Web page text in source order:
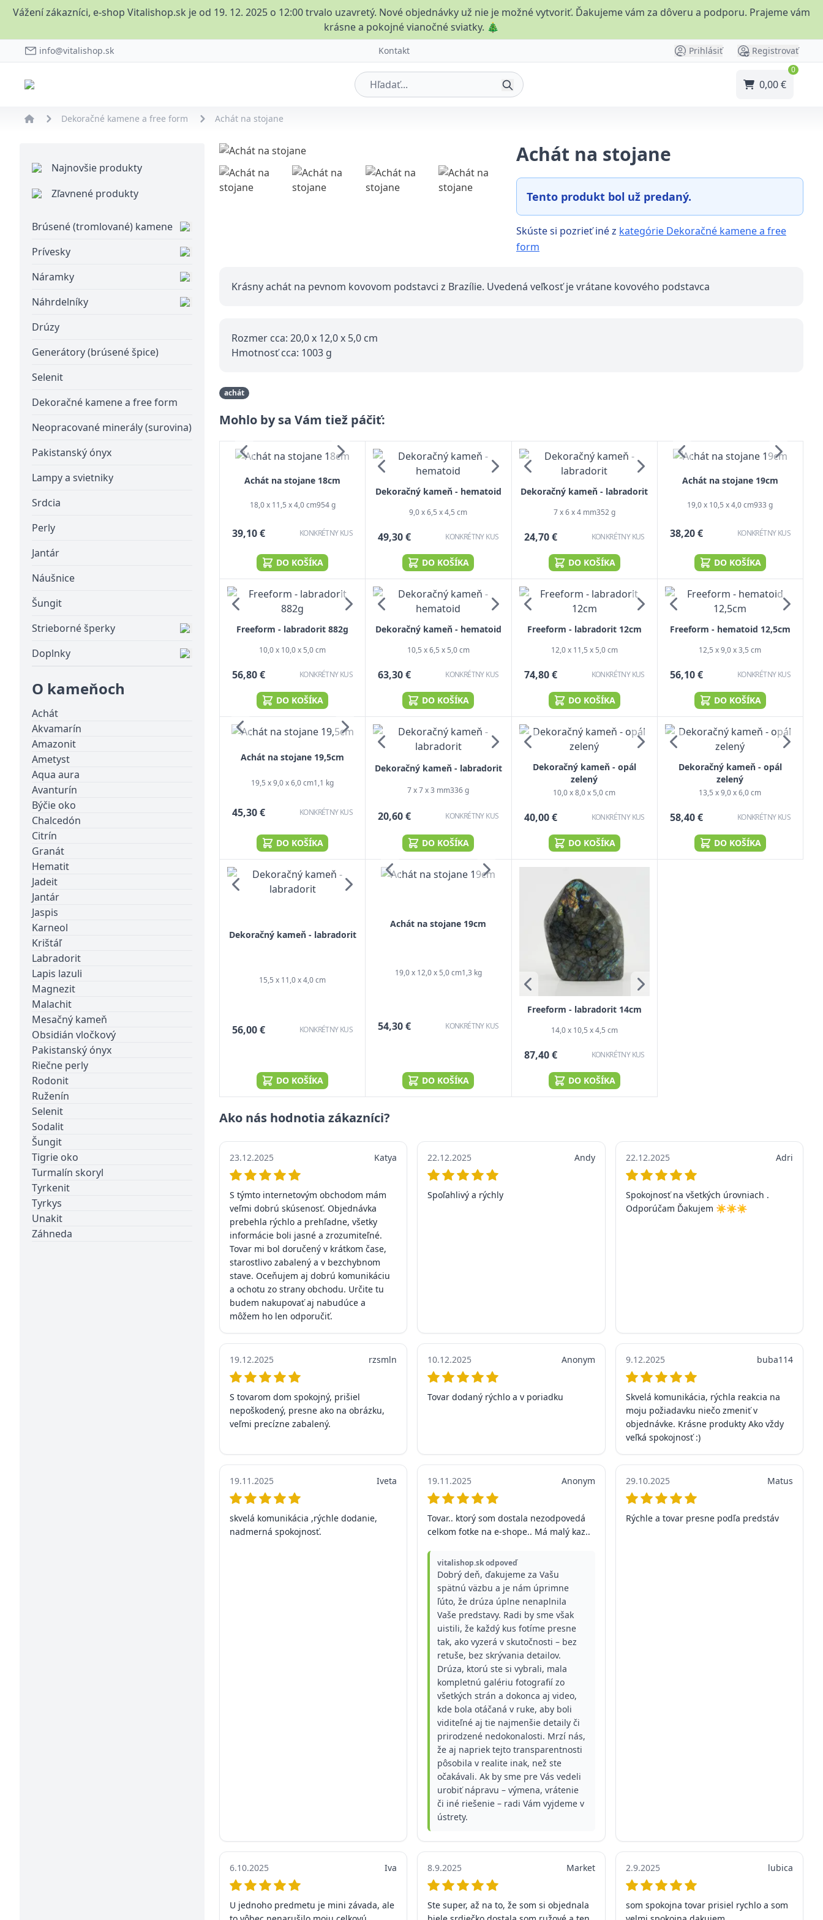
Vážení zákazníci, e-shop Vitalishop.sk je od 19. 12. 2025 o 12:00 trvalo uzavretý. Nové objednávky už nie je možné vytvoriť. Ďakujeme vám za dôveru a podporu. Prajeme vám
krásne a pokojné vianočné sviatky. 🎄
info@vitalishop.sk Kontakt Prihlásiť Registrovať
0,00 €
0
Dekoračné kamene a free form Achát na stojane
Najnovšie produkty
Zľavnené produkty
Brúsené (tromlované) kamene
Prívesky
Náramky
Náhrdelníky
Drúzy
Generátory (brúsené špice)
Selenit
Dekoračné kamene a free form
Neopracované minerály (surovina)
Pakistanský ónyx
Lampy a svietniky
Srdcia
Perly
Jantár
Náušnice
Šungit
Strieborné šperky
Doplnky
O kameňoch
Achát
Akvamarín
Amazonit
Ametyst
Aqua aura
Avanturín
Býčie oko
Chalcedón
Citrín
Granát
Hematit
Jadeit
Jantár
Jaspis
Karneol
Krištáľ
Labradorit
Lapis lazuli
Magnezit
Malachit
Mesačný kameň
Obsidián vločkový
Pakistanský ónyx
Riečne perly
Rodonit
Ruženín
Selenit
Sodalit
Šungit
Tigrie oko
Turmalín skoryl
Tyrkenit
Tyrkys
Unakit
Záhneda
Achát na stojane
Tento produkt bol už predaný.
Skúste si pozrieť iné z kategórie Dekoračné kamene a free
form
Krásny achát na pevnom kovovom podstavci z Brazílie. Uvedená veľkosť je vrátane kovového podstavca
Rozmer cca: 20,0 x 12,0 x 5,0 cm
Hmotnosť cca: 1003 g
achát
Mohlo by sa Vám tiež páčiť:
Achát na stojane 18cm
18,0 x 11,5 x 4,0 cm954 g
39,10 € KONKRÉTNY KUS
DO KOŠÍKA
Dekoračný kameň - hematoid
9,0 x 6,5 x 4,5 cm
49,30 € KONKRÉTNY KUS
DO KOŠÍKA
Dekoračný kameň - labradorit
7 x 6 x 4 mm352 g
24,70 € KONKRÉTNY KUS
DO KOŠÍKA
Achát na stojane 19cm
19,0 x 10,5 x 4,0 cm933 g
38,20 € KONKRÉTNY KUS
DO KOŠÍKA
Freeform - labradorit 882g
10,0 x 10,0 x 5,0 cm
56,80 € KONKRÉTNY KUS
DO KOŠÍKA
Dekoračný kameň - hematoid
10,5 x 6,5 x 5,0 cm
63,30 € KONKRÉTNY KUS
DO KOŠÍKA
Freeform - labradorit 12cm
12,0 x 11,5 x 5,0 cm
74,80 € KONKRÉTNY KUS
DO KOŠÍKA
Freeform - hematoid 12,5cm
12,5 x 9,0 x 3,5 cm
56,10 € KONKRÉTNY KUS
DO KOŠÍKA
Achát na stojane 19,5cm
19,5 x 9,0 x 6,0 cm1,1 kg
45,30 € KONKRÉTNY KUS
DO KOŠÍKA
Dekoračný kameň - labradorit
7 x 7 x 3 mm336 g
20,60 € KONKRÉTNY KUS
DO KOŠÍKA
Dekoračný kameň - opál
zelený
10,0 x 8,0 x 5,0 cm
40,00 € KONKRÉTNY KUS
DO KOŠÍKA
Dekoračný kameň - opál
zelený
13,5 x 9,0 x 6,0 cm
58,40 € KONKRÉTNY KUS
DO KOŠÍKA
Dekoračný kameň - labradorit
15,5 x 11,0 x 4,0 cm
56,00 € KONKRÉTNY KUS
DO KOŠÍKA
Achát na stojane 19cm
19,0 x 12,0 x 5,0 cm1,3 kg
54,30 € KONKRÉTNY KUS
DO KOŠÍKA
Freeform - labradorit 14cm
14,0 x 10,5 x 4,5 cm
87,40 € KONKRÉTNY KUS
DO KOŠÍKA
Ako nás hodnotia zákazníci?
23.12.2025 Katya
S týmto internetovým obchodom mám
veľmi dobrú skúsenosť. Objednávka
prebehla rýchlo a prehľadne, všetky
informácie boli jasné a zrozumiteľné.
Tovar mi bol doručený v krátkom čase,
starostlivo zabalený a v bezchybnom
stave. Oceňujem aj dobrú komunikáciu
a ochotu zo strany obchodu. Určite tu
budem nakupovať aj nabudúce a
môžem ho len odporučiť.
22.12.2025 Andy
Spoľahlivý a rýchly
22.12.2025 Adri
Spokojnosť na všetkých úrovniach .
Odporúčam Ďakujem ☀️☀️☀️
19.12.2025 rzsmln
S tovarom dom spokojný, prišiel
nepoškodený, presne ako na obrázku,
veľmi precízne zabalený.
10.12.2025 Anonym
Tovar dodaný rýchlo a v poriadku
9.12.2025 buba114
Skvelá komunikácia, rýchla reakcia na
moju požiadavku niečo zmeniť v
objednávke. Krásne produkty Ako vždy
veľká spokojnosť :)
19.11.2025 Iveta
skvelá komunikácia ,rýchle dodanie,
nadmerná spokojnosť.
19.11.2025 Anonym
Tovar.. ktorý som dostala nezodpovedá
celkom fotke na e-shope.. Má malý kaz..
vitalishop.sk odpoveď
Dobrý deň, ďakujeme za Vašu
spätnú väzbu a je nám úprimne
ľúto, že drúza úplne nenaplnila
Vaše predstavy. Radi by sme však
uistili, že každý kus fotíme presne
tak, ako vyzerá v skutočnosti – bez
retuše, bez skrývania detailov.
Drúza, ktorú ste si vybrali, mala
kompletnú galériu fotografií zo
všetkých strán a dokonca aj video,
kde bola otáčaná v ruke, aby boli
viditeľné aj tie najmenšie detaily či
prirodzené nedokonalosti. Mrzí nás,
že aj napriek tejto transparentnosti
pôsobila v realite inak, než ste
očakávali. Ak by sme pre Vás vedeli
urobiť nápravu – výmena, vrátenie
či iné riešenie – radi Vám vyjdeme v
ústrety.
29.10.2025 Matus
Rýchle a tovar presne podľa predstáv
6.10.2025 Iva
U jednoho predmetu je mini závada, ale
8.9.2025 Market
Ste super, až na to, že som si objednala
2.9.2025 lubica
som spokojna tovar prisiel rychlo a som